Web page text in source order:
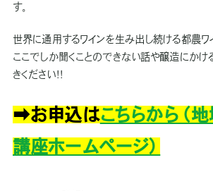
す。
世界に通用するワインを生み出し続ける都農ワ
ここでしか聞くことのできない話や醸造にかけ
きください！！
➡お申込はこちらから（
講座ホームページ）